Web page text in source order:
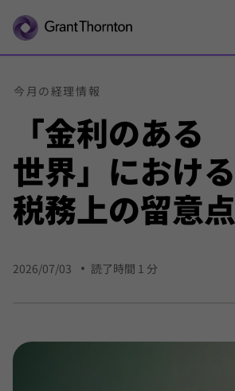
「金利のある
世界」における
税務上の留意点
今月の経理 情報
2026/07/03 読了時間 1 分